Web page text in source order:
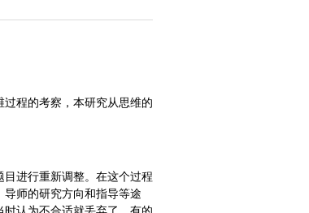
程的考察，本研究从思维的
进行重新调整。在这个过程
师的研究方向和指导等途